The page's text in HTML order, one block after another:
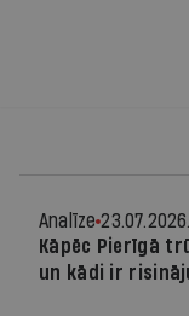
Analīze 23.07.2026.
Kāpēc Pierīgā
un kādi ir